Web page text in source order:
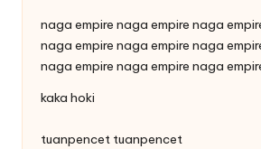
naga empire naga empire naga
naga empire naga empire naga
naga empire naga empire naga
kaka hoki
tuanpencet tuanpencet